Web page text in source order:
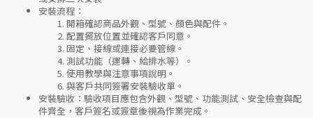
安裝流程 ：
開箱確認商品外觀、型號、顏色與配件。
配置擺放位置並確認客戶同意。
固定、接線或連接必要管線。
測試功能（運轉、給排水等）。
使用教學與注意事項說明。
與客戶共同簽署安裝驗收單。
安裝驗收 ：驗收項目應包含外觀、型號、功能測試、安全檢查與配
件齊全，客戶簽名或簽章後視為作業完成。